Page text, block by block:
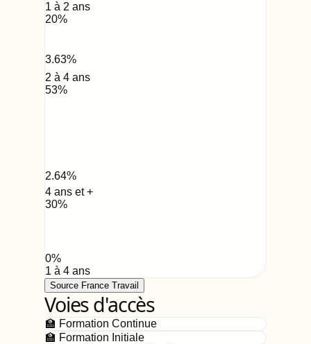
1 à 2 ans
20%
3.63%
2 à 4 ans
53%
2.64%
4 ans et +
30%
0%
1 à 4 ans
Source France Travail
Voies d'accès
🏫 Formation Continue
🏫 Formation Initiale